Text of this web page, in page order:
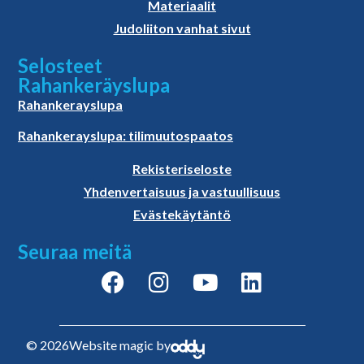
Materiaalit
Judoliiton vanhat sivut
Selosteet
Rahankeräyslupa
Rahankerayslupa
Rahankerayslupa: tilimuutospaatos
Rekisteriseloste
Yhdenvertaisuus ja vastuullisuus
Evästekäytäntö
Seuraa meitä
© 2026Website magic by